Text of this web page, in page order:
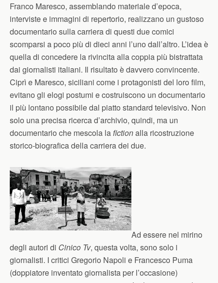
Franco Maresco, assemblando materiale d’epoca,
interviste e immagini di repertorio, realizzano un gustoso
documentario sulla carriera di questi due comici
scomparsi a poco più di dieci anni l’uno dall’altro. L’idea è
quella di concedere la rivincita alla coppia più bistrattata
dai giornalisti italiani. Il risultato è davvero convincente.
Ciprì e Maresco, siciliani come i protagonisti del loro film,
evitano gli elogi postumi e costruiscono un documentario
il più lontano possibile dal piatto standard televisivo. Non
solo una precisa ricerca d’archivio, quindi, ma un
documentario che mescola lafictionalla ricostruzione
storico-biografica della carriera dei due.
Ad essere nel mirino
degli autori di Cinico Tv, questa volta, sono solo i
giornalisti. I critici Gregorio Napoli e Francesco Puma
(doppiatore inventato giornalista per l’occasione)